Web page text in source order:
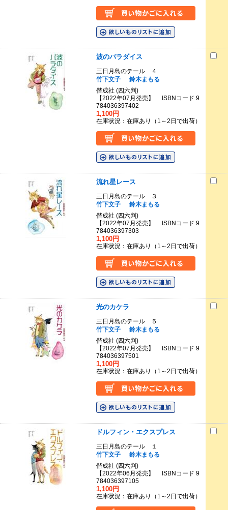
波のパラダイス
三日月島のテール ４
竹下文子
鈴木まもる
偕成社 (四六判)
【2022年07月発売】 ISBNコード 9
784036397402
1,100円
在庫状況：在庫あり（1～2日で出荷）
流れ星レース
三日月島のテール ３
竹下文子
鈴木まもる
偕成社 (四六判)
【2022年07月発売】 ISBNコード 9
784036397303
1,100円
在庫状況：在庫あり（1～2日で出荷）
光のカケラ
三日月島のテール ５
竹下文子
鈴木まもる
偕成社 (四六判)
【2022年07月発売】 ISBNコード 9
784036397501
1,100円
在庫状況：在庫あり（1～2日で出荷）
ドルフィン・エクスプレス
三日月島のテール １
竹下文子
鈴木まもる
偕成社 (四六判)
【2022年06月発売】 ISBNコード 9
784036397105
1,100円
在庫状況：在庫あり（1～2日で出荷）